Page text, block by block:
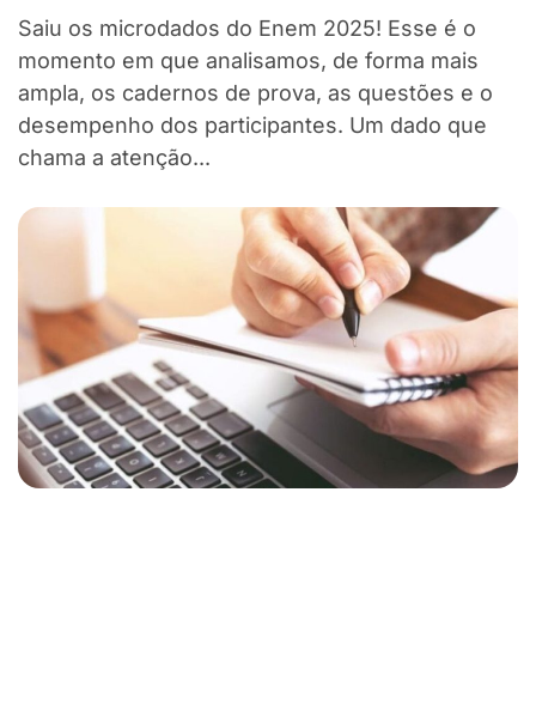
Saiu os microdados do Enem 2025! Esse é o
momento em que analisamos, de forma mais
ampla, os cadernos de prova, as questões e o
desempenho dos participantes. Um dado que
chama a atenção...